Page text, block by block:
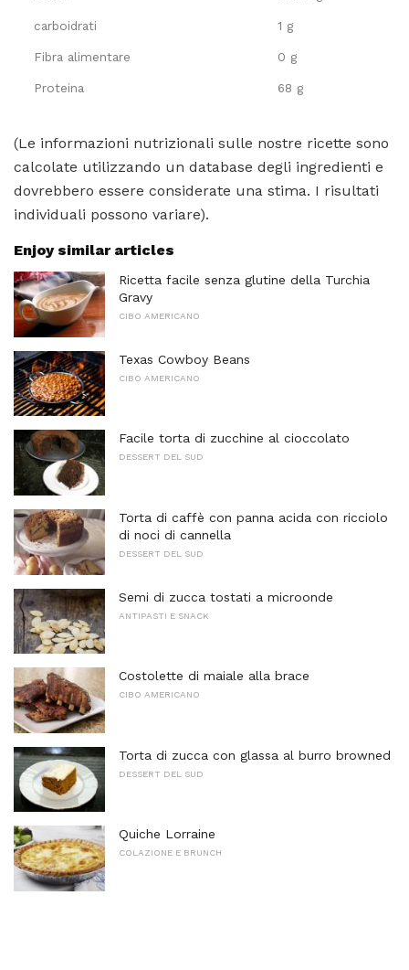
carboidrati 1 g
Fibra alimentare 0 g
Proteina 68 g
(Le informazioni nutrizionali sulle nostre ricette sono
calcolate utilizzando un database degli ingredienti e
dovrebbero essere considerate una stima. I risultati
individuali possono variare).
Enjoy similar articles
Ricetta facile senza glutine della Turchia
Gravy
CIBO AMERICANO
Texas Cowboy Beans
CIBO AMERICANO
Facile torta di zucchine al cioccolato
DESSERT DEL SUD
Torta di caffè con panna acida con ricciolo
di noci di cannella
DESSERT DEL SUD
Semi di zucca tostati a microonde
ANTIPASTI E SNACK
Costolette di maiale alla brace
CIBO AMERICANO
Torta di zucca con glassa al burro browned
DESSERT DEL SUD
Quiche Lorraine
COLAZIONE E BRUNCH